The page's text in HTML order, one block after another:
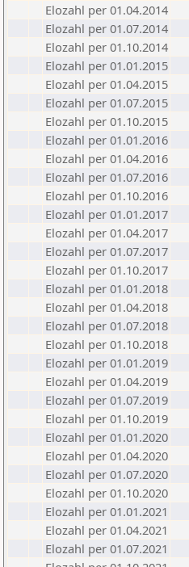
Elozahl per 01.04.2014
Elozahl per 01.07.2014
Elozahl per 01.10.2014
Elozahl per 01.01.2015
Elozahl per 01.04.2015
Elozahl per 01.07.2015
Elozahl per 01.10.2015
Elozahl per 01.01.2016
Elozahl per 01.04.2016
Elozahl per 01.07.2016
Elozahl per 01.10.2016
Elozahl per 01.01.2017
Elozahl per 01.04.2017
Elozahl per 01.07.2017
Elozahl per 01.10.2017
Elozahl per 01.01.2018
Elozahl per 01.04.2018
Elozahl per 01.07.2018
Elozahl per 01.10.2018
Elozahl per 01.01.2019
Elozahl per 01.04.2019
Elozahl per 01.07.2019
Elozahl per 01.10.2019
Elozahl per 01.01.2020
Elozahl per 01.04.2020
Elozahl per 01.07.2020
Elozahl per 01.10.2020
Elozahl per 01.01.2021
Elozahl per 01.04.2021
Elozahl per 01.07.2021